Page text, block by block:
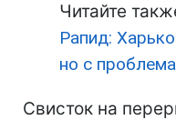
Читайте
Рапид:
но с
Свисток на